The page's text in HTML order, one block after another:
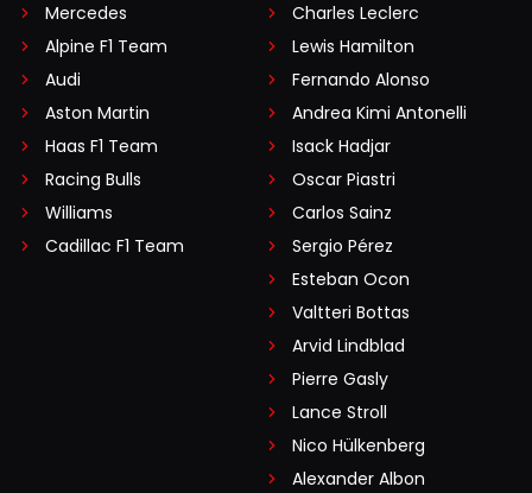
Mercedes
Alpine F1 Team
Audi
Aston Martin
Haas F1 Team
Racing Bulls
Williams
Cadillac F1 Team
Charles Leclerc
Lewis Hamilton
Fernando Alonso
Andrea Kimi Antonelli
Isack Hadjar
Oscar Piastri
Carlos Sainz
Sergio Pérez
Esteban Ocon
Valtteri Bottas
Arvid Lindblad
Pierre Gasly
Lance Stroll
Nico Hülkenberg
Alexander Albon